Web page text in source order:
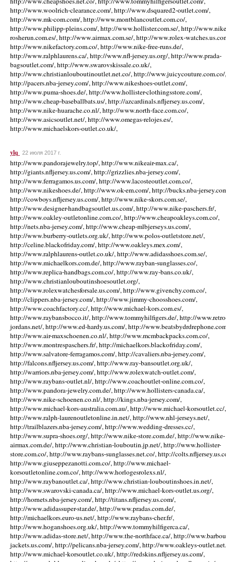
http://www.woolrich-clearance.com/, http://www.dsquared2-outlet.com/,
http://www.mk-com.com/, http://www.montblancoutlet.com.co/,
http://www.philipp-pleins.com/, http://www.hollister.com.se/, http://
rosherun.com.es/, http://www.airmax.com.se/, http://www.rolex-
http://www.nikefactory.com.co/, http://www.nike-free-runs.de/,
http://www.ralphlaurens.ca/, http://www.nfl-jersey.us.org/, http://www.prada-
bagsoutlet.com/, http://www.swarovskissale.co.uk/,
http://www.christianlouboutinoutlet.net.co/, http://www.juicycouture.com.co/,
http://pacers.nba-jersey.com/, http://www.nikeshoes-outlet.com/,
http://www.puma-shoes.de/, http://www.hollister-clothingsstore.com/,
http://www.cheap-baseballbats.us/, http://azcardinals.nfljersey.us.com/,
http://www.nike-huarache.co.nl/, http://www.north-face.com.co/,
http://www.asicsoutlet.net/, http://www.omegas-relojes.es/,
http://www.michaelskors-outlet.co.uk/,
ylq 22 июля 2017 г.
http://www.pandorajewelry.top/, http://www.nikeair-max.ca/,
http://giants.nfljersey.us.com/, http://grizzlies.nba-jersey.com/,
http://www.ferragamos.us.com/, http://www.lacosteoutlet.com.co/,
http://www.nikeshoes.de/, http://www.ok-em.com/, http://bucks.nba-
http://cowboys.nfljersey.us.com/, http://www.nike-skors.com.se/,
http://www.designer-handbagsoutlet.us.com/, http://www.nike-paschers.fr/,
http://www.oakley-outletonline.com.co/, http://www.cheapoakleys.com.co/,
http://nets.nba-jersey.com/, http://www.cheap-mlbjerseys.us.com/,
http://www.burberry-outlets.org.uk/, http://www.polos-outletstore.net/,
http://celine.blackofriday.com/, http://www.oakleys.mex.com/,
http://www.ralphlaurens-outlet.co.uk/, http://www.adidasshoes.com.se/,
http://www.michaelkors.com.de/, http://www.rayban-sunglasses.co/,
http://www.replica-handbags.com.co/, http://www.ray-bans.co.uk/,
http://www.christianlouboutinshoesoutlet.org/,
http://www.rolexwatchesforsale.us.com/, http://www.givenchy.com.co/,
http://clippers.nba-jersey.com/, http://www.jimmy-choosshoes.com/,
http://www.coachfactory.cc/, http://www.michael-kors.com.es/,
http://www.raybansbocco.it/, http://www.tommyhilfigers.de/, http://
jordans.net/, http://www.ed-hardy.us.com/, http://
http://www.air-maxschoenen.co.nl/, http://www.mcmbackpacks.com.co/,
http://www.montrespaschers.fr/, http://michaelkors.blackofriday.com/,
http://www.salvatore-ferragamos.com/, http://cavaliers.nba-jersey.com/,
http://falcons.nfljersey.us.com/, http://www.ray-bansoutlet.org.uk/,
http://warriors.nba-jersey.com/, http://www.rolexwatch-outlet.com/,
http://www.raybans-outlet.nl/, http://www.coachoutlet-online.com.co/,
http://www.pandora-jewelry.com.de/, http://www.hollisters-canada.ca/,
http://www.nike-schoenen.co.nl/, http://kings.nba-jersey.com/,
http://www.michael-kors-australia.com.au/, http://www.michael-korsoutlet.cc/,
http://www.ralph-laurenoutletonline.in.net/, http://www.nhl-jerseys.net/,
http://trailblazers.nba-jersey.com/, http://www.wedding-dresses.cc/,
http://www.supra-shoes.org/, http://www.nike-store.com.de/, http://www.nike-
airmax.com.de/, http://www.christian-louboutin.jp.net/, http://www.hollister-
store.com.co/, http://www.raybans-sunglasses.net.co/, http://
http://www.giuseppezanotti.com.co/, http://www.michael-
korsoutletonline.com.co/, http://www.horlogesrolexs.nl/,
http://www.raybanoutlet.ca/, http://www.christian-louboutinshoes.in.net/,
http://www.swarovski-canada.ca/, http://www.michael-kors-outlet.us.org/,
http://hornets.nba-jersey.com/, http://titans.nfljersey.us.com/,
http://www.adidassuper-star.de/, http://www.pradas.com.de/,
http://michaelkors.euro-us.net/, http://www.raybans-cher.fr/,
http://www.hoganshoes.org.uk/, http://www.tommyhilfigerca.ca/,
http://www.adidas-store.net/, http://www.the-northface.ca/, http://
jackets.us.com/, http://pelicans.nba-jersey.com/, http://www.oakleys-
http://www.michael-korsoutlet.co.uk/, http://redskins.nfljersey.us.com/,